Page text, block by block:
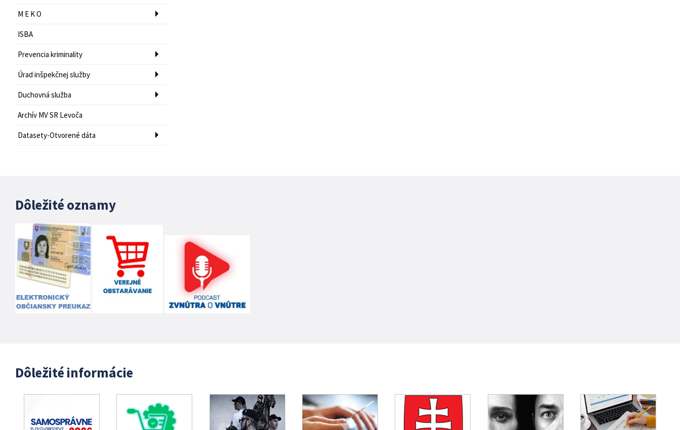
M E K O
ISBA
Prevencia kriminality
Úrad inšpekčnej služby
Duchovná služba
Archív MV SR Levoča
Datasety-Otvorené dáta
Dôležité oznamy
Dôležité informácie